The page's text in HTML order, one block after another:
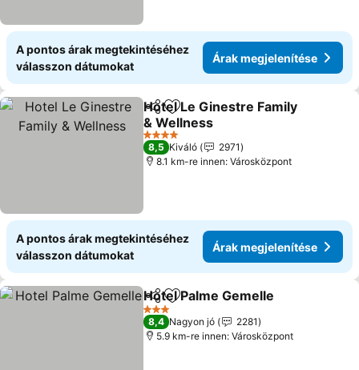
A pontos árak megtekintéséhez
válasszon dátumokat
Árak megjelenítése
Megosztás
Hozzáadás a kedvencekhez
Hotel Le Ginestre Family
& Wellness
4 Kategória
8,5 Kiváló
2971
8.1 km-re innen: Városközpont
A pontos árak megtekintéséhez
válasszon dátumokat
Árak megjelenítése
Megosztás
Hozzáadás a kedvencekhez
Hotel Palme Gemelle
3 Kategória
8,4 Nagyon jó
2281
5.9 km-re innen: Városközpont